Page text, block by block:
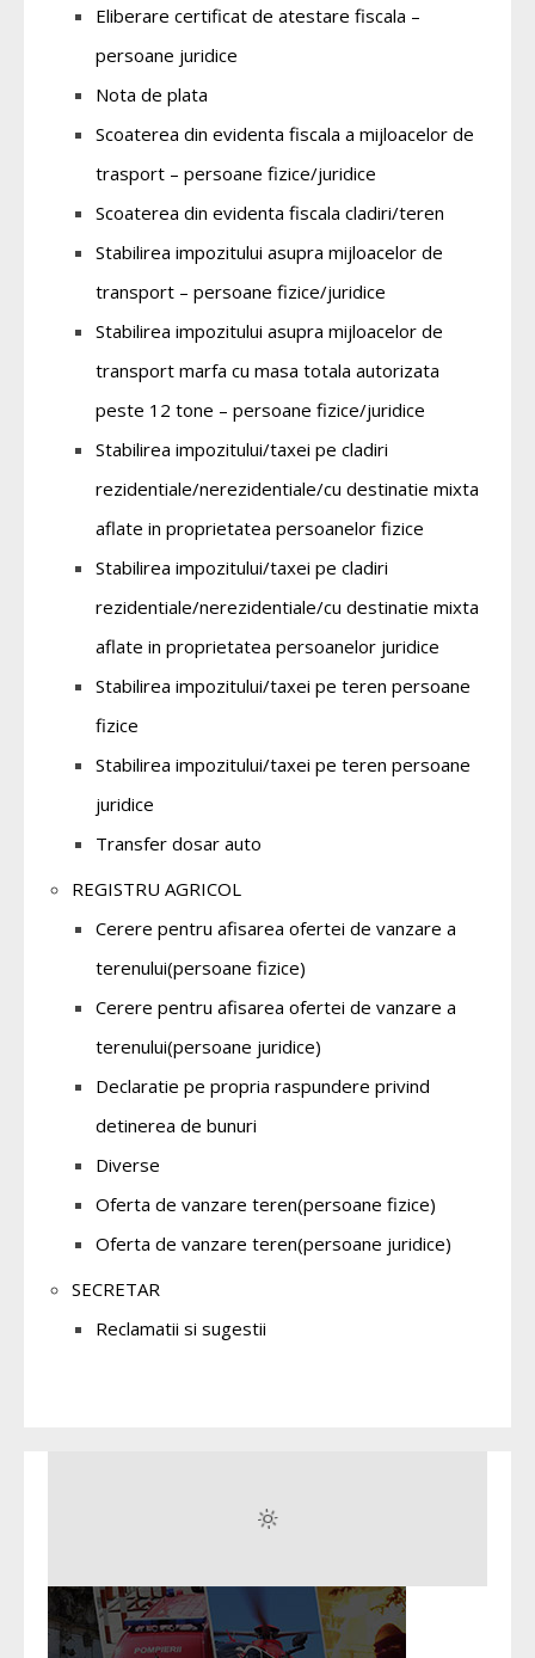
Eliberare certificat de atestare fiscala –
persoane juridice
Nota de plata
Scoaterea din evidenta fiscala a mijloacelor de
trasport – persoane fizice/juridice
Scoaterea din evidenta fiscala cladiri/teren
Stabilirea impozitului asupra mijloacelor de
transport – persoane fizice/juridice
Stabilirea impozitului asupra mijloacelor de
transport marfa cu masa totala autorizata
peste 12 tone – persoane fizice/juridice
Stabilirea impozitului/taxei pe cladiri
rezidentiale/nerezidentiale/cu destinatie mixta
aflate in proprietatea persoanelor fizice
Stabilirea impozitului/taxei pe cladiri
rezidentiale/nerezidentiale/cu destinatie mixta
aflate in proprietatea persoanelor juridice
Stabilirea impozitului/taxei pe teren persoane
fizice
Stabilirea impozitului/taxei pe teren persoane
juridice
Transfer dosar auto
REGISTRU AGRICOL
Cerere pentru afisarea ofertei de vanzare a
terenului(persoane fizice)
Cerere pentru afisarea ofertei de vanzare a
terenului(persoane juridice)
Declaratie pe propria raspundere privind
detinerea de bunuri
Diverse
Oferta de vanzare teren(persoane fizice)
Oferta de vanzare teren(persoane juridice)
SECRETAR
Reclamatii si sugestii